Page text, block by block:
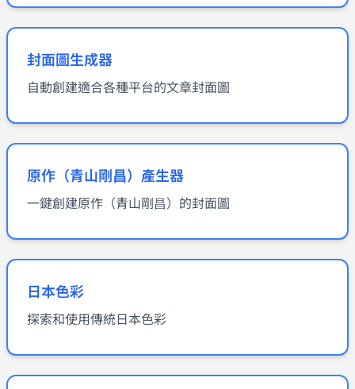
封面圖生成器
自動創建適合各種平台的文章封面圖
原作（青山剛昌）產生器
一鍵創建原作（青山剛昌）的封面圖
日本色彩
探索和使用傳統日本色彩